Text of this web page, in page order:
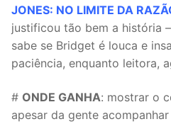
JONES: NO LIMITE DA
justificou tão bem a história
sabe se Bridget é louca e
paciência, enquanto leitora,
# ONDE GANHA: mostrar o
apesar da gente